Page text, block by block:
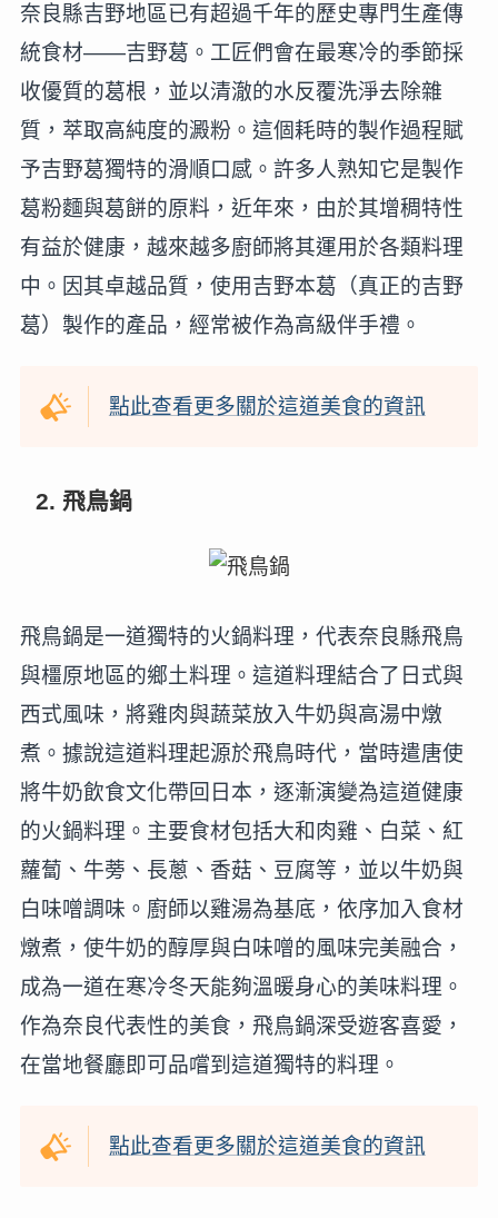
奈良縣吉野地區已有超過千年的歷史專門生產傳
統食材——吉野葛。工匠們會在最寒冷的季節採
收優質的葛根，並以清澈的水反覆洗淨去除雜
質，萃取高純度的澱粉。這個耗時的製作過程賦
予吉野葛獨特的滑順口感。許多人熟知它是製作
葛粉麵與葛餅的原料，近年來，由於其增稠特性
有益於健康，越來越多廚師將其運用於各類料理
中。因其卓越品質，使用吉野本葛（真正的吉野
葛）製作的產品，經常被作為高級伴手禮。
點此查看更多關於這道美食的資訊
2. 飛鳥鍋
飛鳥鍋是一道獨特的火鍋料理，代表奈良縣飛鳥
與橿原地區的鄉土料理。這道料理結合了日式與
西式風味，將雞肉與蔬菜放入牛奶與高湯中燉
煮。據說這道料理起源於飛鳥時代，當時遣唐使
將牛奶飲食文化帶回日本，逐漸演變為這道健康
的火鍋料理。主要食材包括大和肉雞、白菜、紅
蘿蔔、牛蒡、長蔥、香菇、豆腐等，並以牛奶與
白味噌調味。廚師以雞湯為基底，依序加入食材
燉煮，使牛奶的醇厚與白味噌的風味完美融合，
成為一道在寒冷冬天能夠溫暖身心的美味料理。
作為奈良代表性的美食，飛鳥鍋深受遊客喜愛，
在當地餐廳即可品嚐到這道獨特的料理。
點此查看更多關於這道美食的資訊